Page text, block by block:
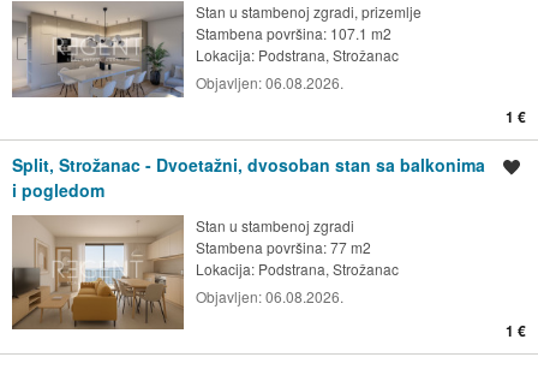
Stan u stambenoj zgradi, prizemlje
Stambena površina: 107.1 m2
Lokacija: Podstrana, Strožanac
Objavljen:06.08.2026.
1 €
Split, Strožanac - Dvoetažni, dvosoban stan sa balkonima
i pogledom
Stan u stambenoj zgradi
Stambena površina: 77 m2
Lokacija: Podstrana, Strožanac
Objavljen:06.08.2026.
1 €